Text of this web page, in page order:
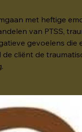
met heftige
van PTSS,
gevoelens die
cliënt de